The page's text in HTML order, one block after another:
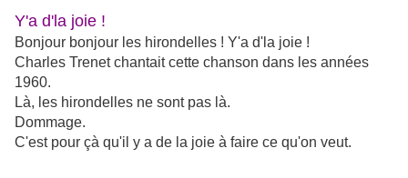
Y'a d'la joie !
Bonjour bonjour les hirondelles ! Y'a d'la joie !
Charles Trenet chantait cette chanson dans les années
1960.
Là, les hirondelles ne sont pas là.
Dommage.
C'est pour çà qu'il y a de la joie à faire ce qu'on veut.